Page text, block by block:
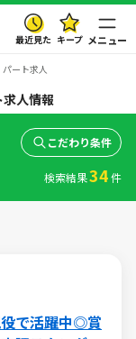
最近見た キープ メニュー
ート求人
人情報
で活躍中◎賞
こだわり条件
検索結果34件